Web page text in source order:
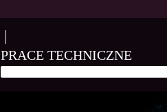
PRACE TECHNICZNE